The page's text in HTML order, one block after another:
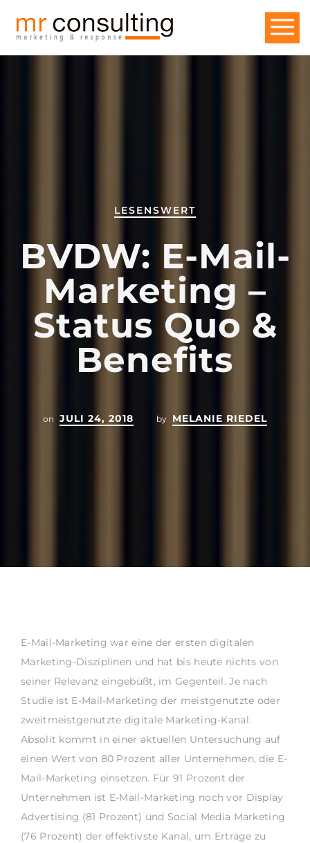
LESENSWERT
BVDW: E-Mail-
Marketing –
Status Quo &
Benefits
on JULI 24, 2018 by MELANIE RIEDEL
E-Mail-Marketing war eine der ersten digitalen
Marketing-Disziplinen und hat bis heute nichts von
seiner Relevanz eingebüßt, im Gegenteil. Je nach
Studie ist E-Mail-Marketing der meistgenutzte oder
zweitmeistgenutzte digitale Marketing-Kanal.
Absolit kommt in einer aktuellen Untersuchung auf
einen Wert von 80 Prozent aller Unternehmen, die E-
Mail-Marketing einsetzen. Für 91 Prozent der
Unternehmen ist E-Mail-Marketing noch vor Display
Advertising (81 Prozent) und Social Media Marketing
(76 Prozent) der effektivste Kanal, um Erträge zu